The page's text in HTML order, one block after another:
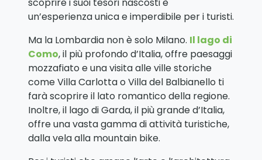
un’esperienza unica e imperdibile per i turisti.
Ma la Lombardia non è solo Milano. Il lago di
Como, il più profondo d’Italia, offre paesaggi
mozzafiato e una visita alle ville storiche
come Villa Carlotta o Villa del Balbianello ti
farà scoprire il lato romantico della regione.
Inoltre, il lago di Garda, il più grande d’Italia,
offre una vasta gamma di attività turistiche,
dalla vela alla mountain bike.